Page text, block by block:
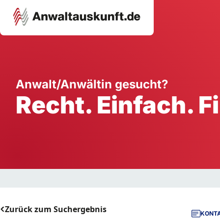
Ausbildung
Handwerk
Dienstleistung
Anwalt/Anwältin gesucht?
Recht. Einfach.
Zurück zum Suchergebnis